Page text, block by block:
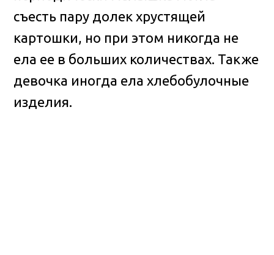
съесть пару долек хрустящей
картошки, но при этом никогда не
ела ее в больших количествах. Также
девочка иногда ела хлебобулочные
изделия.